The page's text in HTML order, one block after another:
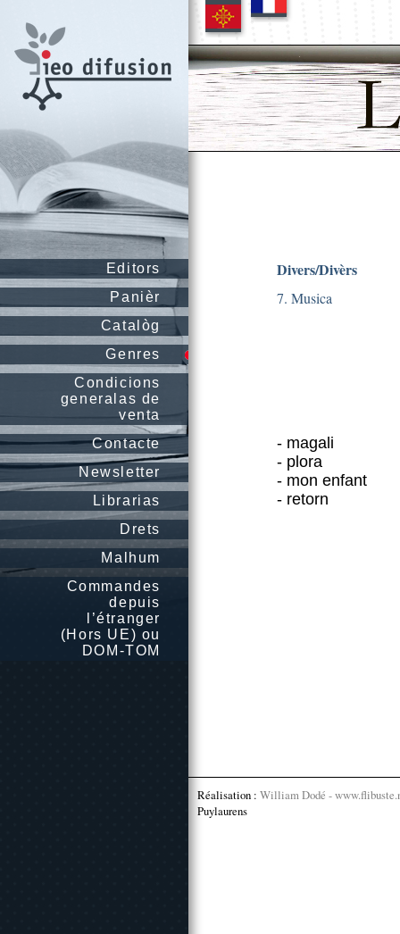
Editors
Panièr
Catalòg
Genres
Condicions
generalas de
venta
Contacte
Newsletter
Librarias
Drets
Malhum
Commandes
depuis
l’étranger
(Hors UE) ou
DOM-TOM
Divers/Divèrs
7. Musica
- magali
- plora
- mon enfant
- retorn
Réalisation : William Dodé -
Puylaurens